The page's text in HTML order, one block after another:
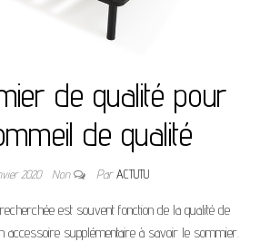
de qualité pour
de qualité
2020 Non ParACTUTU
est souvent fonction de la qualité de
accessoire supplémentaire à savoir le sommier.